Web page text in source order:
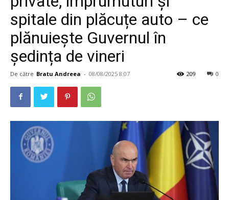
spitale din plăcuțe auto – ce
plănuiește Guvernul în
ședința de vineri
De către Bratu Andreea - 08/08/2025 8:07 0
209